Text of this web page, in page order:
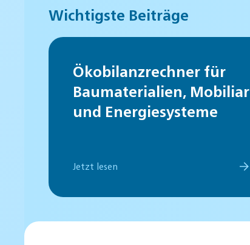
Wichtigste Beiträge
Ökobilanzrechner für
Baumaterialien, Mobiliar
und Energiesysteme
Jetzt lesen